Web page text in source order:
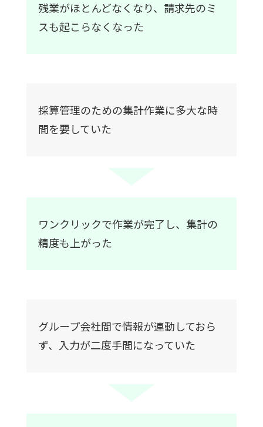
残業がほとんどなくなり、請求先のミ
スも起こらなくなった
採算管理のための集計作業に多大な時
間を要していた
ワンクリックで作業が完了し、集計の
精度も上がった
グループ会社間で情報が連動しておら
ず、入力が二度手間になっていた